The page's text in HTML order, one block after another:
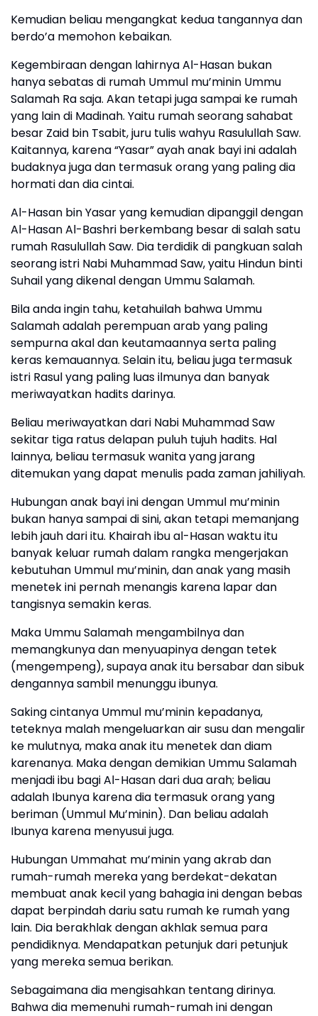
Kemudian beliau mengangkat kedua tangannya dan
berdo’a memohon kebaikan.
Kegembiraan dengan lahirnya Al-Hasan bukan
hanya sebatas di rumah Ummul mu’minin Ummu
Salamah Ra saja. Akan tetapi juga sampai ke rumah
yang lain di Madinah. Yaitu rumah seorang sahabat
besar Zaid bin Tsabit, juru tulis wahyu Rasulullah Saw.
Kaitannya, karena “Yasar” ayah anak bayi ini adalah
budaknya juga dan termasuk orang yang paling dia
hormati dan dia cintai.
Al-Hasan bin Yasar yang kemudian dipanggil dengan
Al-Hasan Al-Bashri berkembang besar di salah satu
rumah Rasulullah Saw. Dia terdidik di pangkuan salah
seorang istri Nabi Muhammad Saw, yaitu Hindun binti
Suhail yang dikenal dengan Ummu Salamah.
Bila anda ingin tahu, ketahuilah bahwa Ummu
Salamah adalah perempuan arab yang paling
sempurna akal dan keutamaannya serta paling
keras kemauannya. Selain itu, beliau juga termasuk
istri Rasul yang paling luas ilmunya dan banyak
meriwayatkan hadits darinya.
Beliau meriwayatkan dari Nabi Muhammad Saw
sekitar tiga ratus delapan puluh tujuh hadits. Hal
lainnya, beliau termasuk wanita yang jarang
ditemukan yang dapat menulis pada zaman jahiliyah.
Hubungan anak bayi ini dengan Ummul mu’minin
bukan hanya sampai di sini, akan tetapi memanjang
lebih jauh dari itu. Khairah ibu al-Hasan waktu itu
banyak keluar rumah dalam rangka mengerjakan
kebutuhan Ummul mu’minin, dan anak yang masih
menetek ini pernah menangis karena lapar dan
tangisnya semakin keras.
Maka Ummu Salamah mengambilnya dan
memangkunya dan menyuapinya dengan tetek
(mengempeng), supaya anak itu bersabar dan sibuk
dengannya sambil menunggu ibunya.
Saking cintanya Ummul mu’minin kepadanya,
teteknya malah mengeluarkan air susu dan mengalir
ke mulutnya, maka anak itu menetek dan diam
karenanya. Maka dengan demikian Ummu Salamah
menjadi ibu bagi Al-Hasan dari dua arah; beliau
adalah Ibunya karena dia termasuk orang yang
beriman (Ummul Mu’minin). Dan beliau adalah
Ibunya karena menyusui juga.
Hubungan Ummahat mu’minin yang akrab dan
rumah-rumah mereka yang berdekat-dekatan
membuat anak kecil yang bahagia ini dengan bebas
dapat berpindah dariu satu rumah ke rumah yang
lain. Dia berakhlak dengan akhlak semua para
pendidiknya. Mendapatkan petunjuk dari petunjuk
yang mereka semua berikan.
Sebagaimana dia mengisahkan tentang dirinya.
Bahwa dia memenuhi rumah-rumah ini dengan